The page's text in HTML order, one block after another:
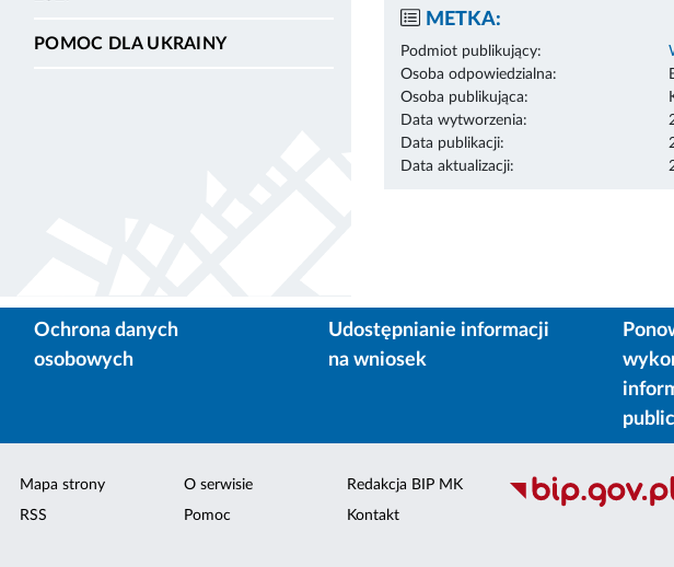
POMOC DLA UKRAINY
METKA:
Podmiot publikujący:
Osoba odpowiedzialna:
Osoba publikująca:
Data wytworzenia:
Data publikacji:
Data aktualizacji:
Ochrona danych
osobowych
Udostępnianie informacji
na wniosek
Mapa strony
RSS
O serwisie
Pomoc
Redakcja BIP MK
Kontakt